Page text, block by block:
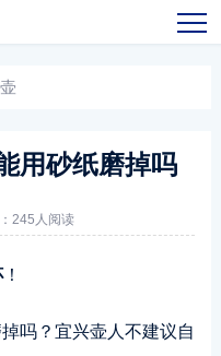
用砂纸磨掉吗
245人阅读
！
吗？宜兴壶人不建议自